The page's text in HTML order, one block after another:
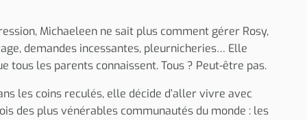
Michaeleen ne sait plus comment gérer Rosy,
demandes incessantes, pleurnicheries… Elle
tous les parents connaissent. Tous ? Peut-être pas.
les coins reculés, elle décide d’aller vivre avec
des plus vénérables communautés du monde : les